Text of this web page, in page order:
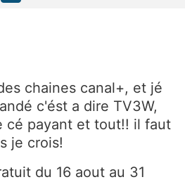
chaines canal+, et jé
c'ést a dire TV3W,
cé payant et tout!! il faut
je crois!
du 16 aout au 31